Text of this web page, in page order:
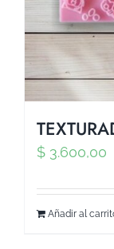
$ 3.600,00
Añadir al